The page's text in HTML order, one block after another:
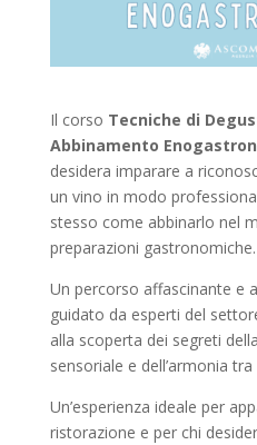
Il corso Tecniche di
Abbinamento
desidera imparare a
un vino in modo
stesso come abbinarlo nel
preparazioni gastronomiche.
Un percorso affascinante e
guidato da esperti del
alla scoperta dei segreti
sensoriale e dell’armonia
Un’esperienza ideale per
ristorazione e per chi